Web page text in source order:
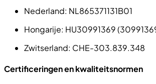
Nederland: NL865371131B01
Hongarije: HU30991369
Zwitserland: CHE-303.839.348
Certificeringen en kwaliteitsnormen